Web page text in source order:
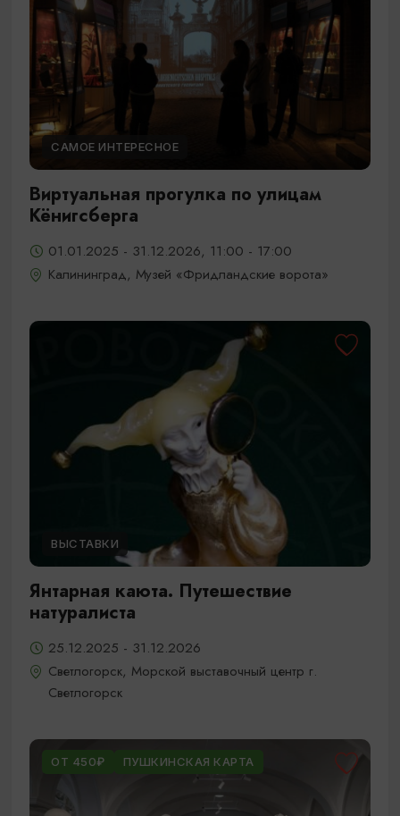
САМОЕ ИНТЕРЕСНОЕ
Виртуальная прогулка по улицам
Кёнигсберга
01.01.2025 - 31.12.2026, 11:00 - 17:00
Калининград, Музей «Фридландские ворота»
ВЫСТАВКИ
Янтарная каюта. Путешествие
натуралиста
25.12.2025 - 31.12.2026
Светлогорск, Морской выставочный центр г.
Светлогорск
ОТ 450₽ ПУШКИНСКАЯ КАРТА